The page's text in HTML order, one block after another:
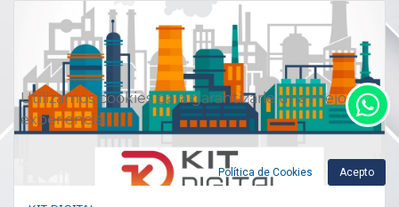
Utilizamos cookies para garantizarle una mejor
experiencia.
Política de Cookies Acepto